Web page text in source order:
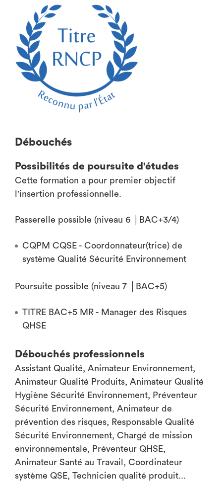
Débouchés
Possibilités de poursuite d'études
Cette formation a pour premier objectif
l'insertion professionnelle.
Passerelle possible (niveau 6 │BAC+3/4)
CQPM CQSE - Coordonnateur(trice) de
système Qualité Sécurité Environnement
Poursuite possible (niveau 7 │BAC+5)
TITRE BAC+5 MR - Manager des Risques
QHSE
Débouchés professionnels
Assistant Qualité, Animateur Environnement,
Animateur Qualité Produits, Animateur Qualité
Hygiène Sécurité Environnement, Préventeur
Sécurité Environnement, Animateur de
prévention des risques, Responsable Qualité
Sécurité Environnement, Chargé de mission
environnementale, Préventeur QHSE,
Animateur Santé au Travail, Coordinateur
système QSE, Technicien qualité produit...